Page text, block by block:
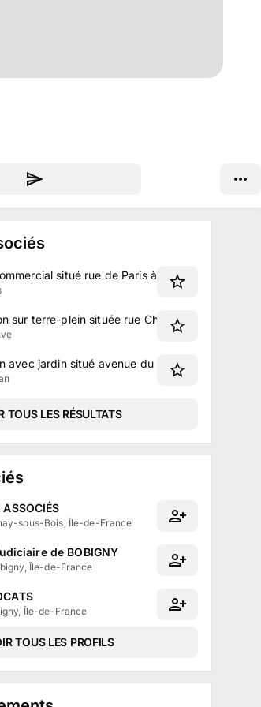
situé rue de Paris à Saint-Denis
sur terre-plein située rue Christino Garcia à La
avec jardin situé avenue du Colonel Fabien à
TOUS LES RÉSULTATS
ASSOCIÉS
sous-Bois, Île-de-France
de BOBIGNY
Île-de-France
Île-de-France
TOUS LES PROFILS